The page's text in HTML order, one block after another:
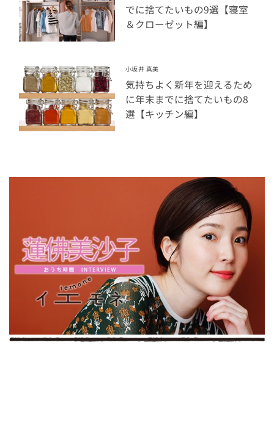
でに捨てたいもの9選【寝室
＆クローゼット編】
小坂井 真美
気持ちよく新年を迎えるため
に年末までに捨てたいもの8
選【キッチン編】